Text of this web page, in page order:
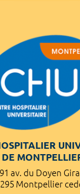
DE
av. du Doyen
Montpellier